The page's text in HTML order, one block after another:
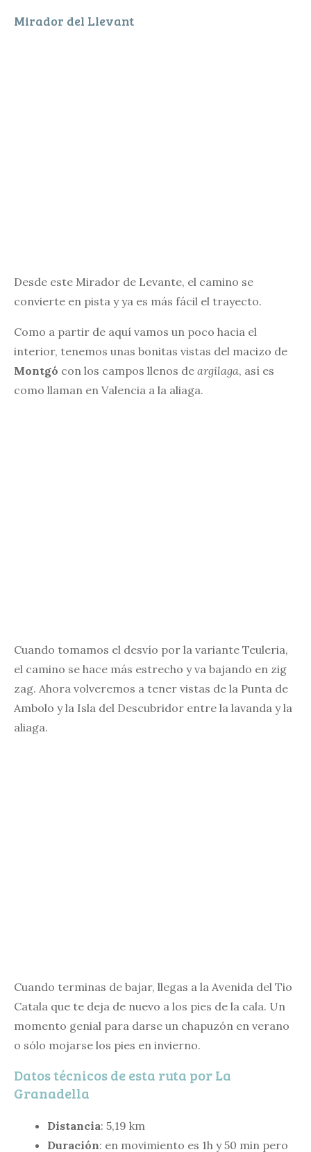
Mirador del Llevant
Desde este Mirador de Levante, el camino se
convierte en pista y ya es más fácil el trayecto.
Como a partir de aquí vamos un poco hacia el
interior, tenemos unas bonitas vistas del macizo de
Montgó con los campos llenos de argilaga, así es
como llaman en Valencia a la aliaga.
Cuando tomamos el desvío por la variante Teuleria,
el camino se hace más estrecho y va bajando en zig
zag. Ahora volveremos a tener vistas de la Punta de
Ambolo y la Isla del Descubridor entre la lavanda y la
aliaga.
Cuando terminas de bajar, llegas a la Avenida del Tio
Catala que te deja de nuevo a los pies de la cala. Un
momento genial para darse un chapuzón en verano
o sólo mojarse los pies en invierno.
Datos técnicos de esta ruta por La
Granadella
Distancia: 5,19 km
Duración: en movimiento es 1h y 50 min pero